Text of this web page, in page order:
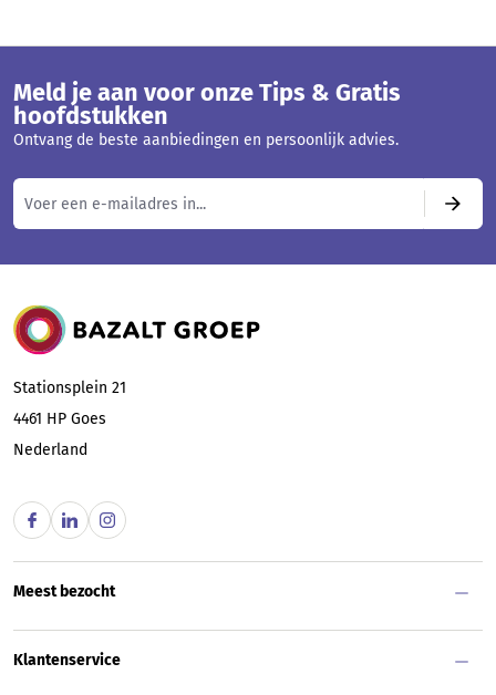
Meld je aan voor onze Tips & Gratis
hoofdstukken
Ontvang de beste aanbiedingen en persoonlijk advies.
Bazalt Groep
Stationsplein 21
4461 HP Goes
Nederland
Meest bezocht
Klantenservice